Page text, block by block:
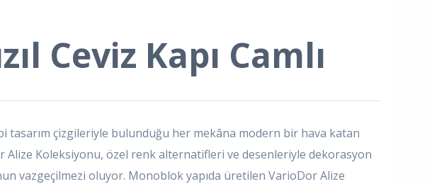
Ceviz Kapı Camlı
tasarım çizgileriyle bulunduğu her mekâna modern bir hava katan
Alize Koleksiyonu, özel renk alternatifleri ve desenleriyle dekorasyon
vazgeçilmezi oluyor. Monoblok yapıda üretilen VarioDor Alize